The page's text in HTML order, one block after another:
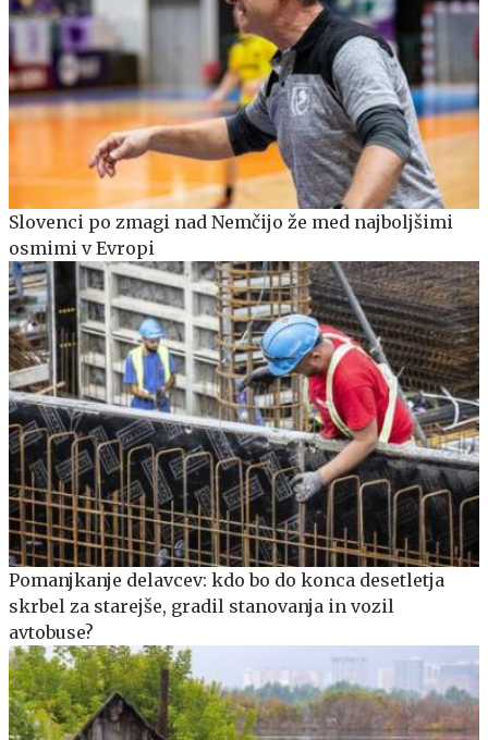
Slovenci po zmagi nad Nemčijo že med najboljšimi
osmimi v Evropi
Pomanjkanje delavcev: kdo bo do konca desetletja
skrbel za starejše, gradil stanovanja in vozil
avtobuse?